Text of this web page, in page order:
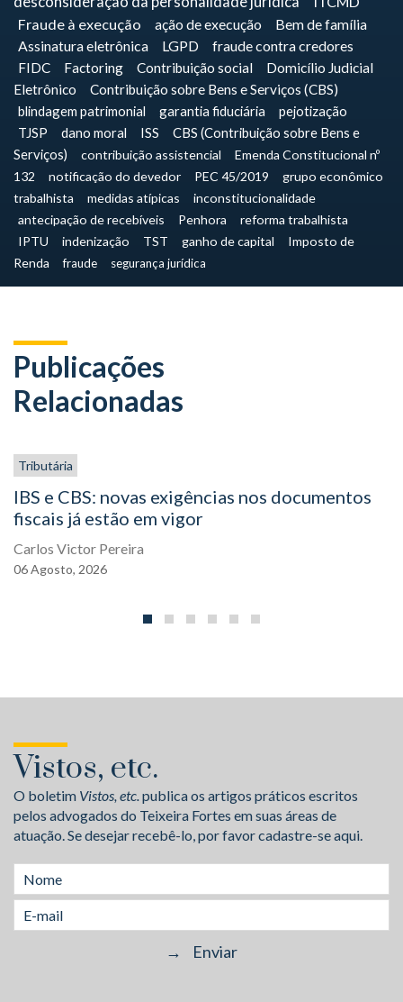
Fraude à execução
ação de execução
Bem de família
Assinatura eletrônica
LGPD fraude contra credores
FIDC Factoring Contribuição social
Domicílio Judicial
Eletrônico
Contribuição sobre Bens e Serviços (CBS)
blindagem patrimonial
garantia fiduciária
pejotização
TJSP
dano moral ISS
CBS (Contribuição sobre Bens e
Serviços)
contribuição assistencial
Emenda Constitucional nº
132
notificação do devedor PEC 45/2019
grupo econômico
trabalhista
medidas atípicas
inconstitucionalidade
antecipação de recebíveis
Penhora
reforma trabalhista
IPTU
indenização TST ganho de capital
Imposto de
Renda
fraude segurança jurídica
Publicações
Relacionadas
Tributária
IBS e CBS: novas exigências nos documentos
fiscais já estão em vigor
Carlos Victor Pereira
06Agosto, 2026
Vistos, etc.
O boletim Vistos, etc.publica os artigos práticos escritos
pelos advogados do Teixeira Fortes em suas áreas de
atuação. Se desejar recebê-lo, por favor cadastre-se aqui.